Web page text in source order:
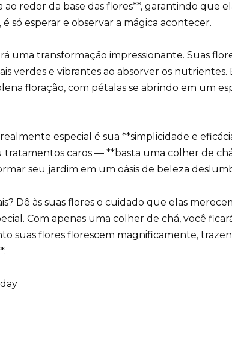
redor da base das flores**, garantindo que
só esperar e observar a mágica acontecer.
uma transformação impressionante. Suas
verdes e vibrantes ao absorver os nutrientes.
floração, com pétalas se abrindo em um
especial é sua **simplicidade e
tratamentos caros — **basta uma colher de
seu jardim em um oásis de beleza
Dê às suas flores o cuidado que elas
Com apenas uma colher de chá, você
suas flores florescem magnificamente,